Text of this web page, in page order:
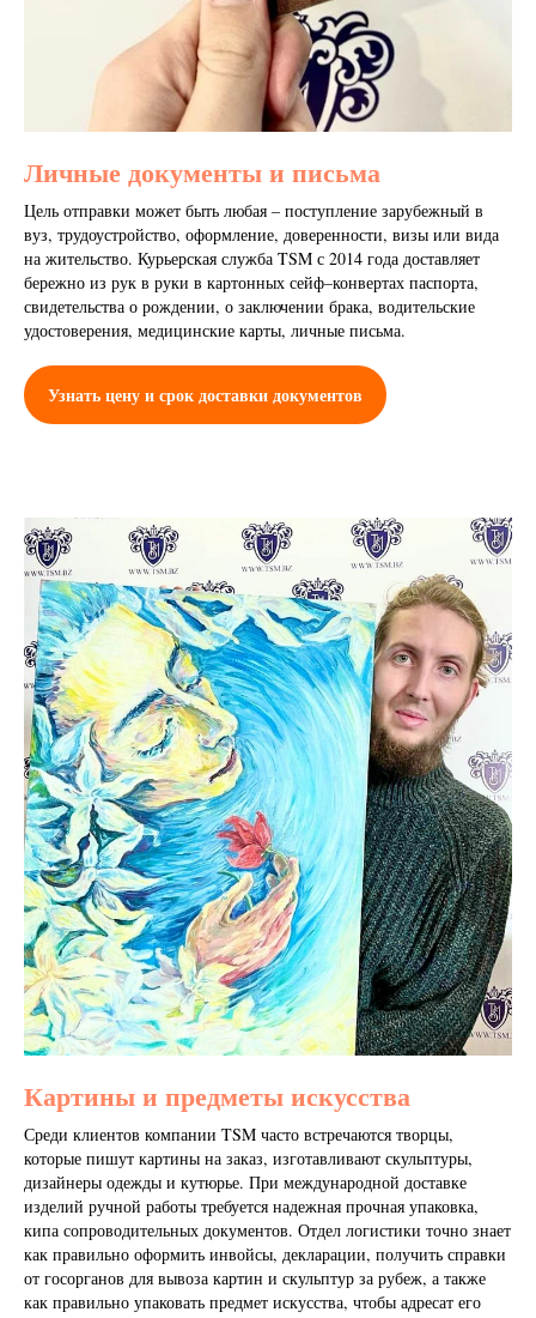
Личные документы и письма
Цель отправки может быть любая – поступление зарубежный в
вуз, трудоустройство, оформление, доверенности, визы или вида
на жительство. Курьерская служба TSM с 2014 года доставляет
бережно из рук в руки в картонных сейф–конвертах паспорта,
свидетельства о рождении, о заключении брака, водительские
удостоверения, медицинские карты, личные письма.
Узнать цену и срок доставки документов
Картины и предметы искусства
Среди клиентов компании TSM часто встречаются творцы,
которые пишут картины на заказ, изготавливают скульптуры,
дизайнеры одежды и кутюрье. При международной доставке
изделий ручной работы требуется надежная прочная упаковка,
кипа сопроводительных документов. Отдел логистики точно знает
как правильно оформить инвойсы, декларации, получить справки
от госорганов для вывоза картин и скульптур за рубеж, а также
как правильно упаковать предмет искусства, чтобы адресат его